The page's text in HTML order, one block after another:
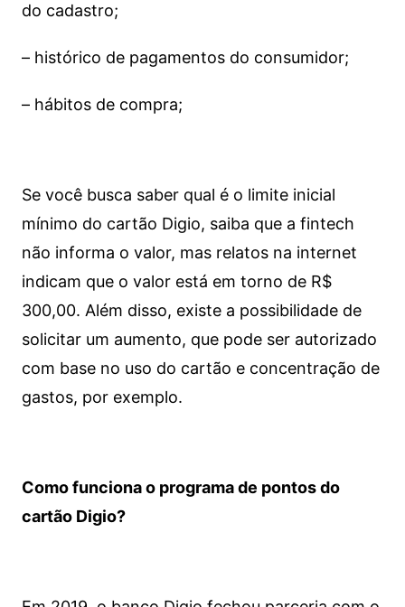
do cadastro;
– histórico de pagamentos do consumidor;
– hábitos de compra;
Se você busca saber qual é o limite inicial
mínimo do cartão Digio, saiba que a fintech
não informa o valor, mas relatos na internet
indicam que o valor está em torno de R$
300,00. Além disso, existe a possibilidade de
solicitar um aumento, que pode ser autorizado
com base no uso do cartão e concentração de
gastos, por exemplo.
Como funciona o programa de pontos do
cartão Digio?